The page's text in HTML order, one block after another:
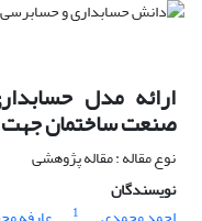
ارائه مدل
صنعت ساختمان
نوع مقاله : مقاله پژوهشی
نویسندگان
1